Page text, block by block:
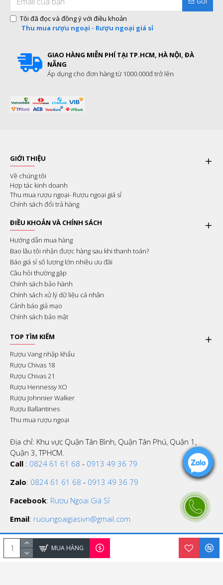
MUA HÀNG
Tôi đã đọc và đồng ý với điều khoản
Thu mua rượu ngoại - Rượu ngoại giá sỉ
GIAO HÀNG MIỄN PHÍ TẠI TP.HCM, HÀ NỘI, ĐÀ
NẴNG
Áp dụng cho đơn hàng từ 1000.000đ trở lên
GIỚI THIỆU
Về chúng tôi
Hợp tác kinh doanh
Thu mua rượu ngoại- Rượu ngoại giá sỉ
Chính sách đổi trả hàng
ĐIỀU KHOẢN VÀ CHÍNH SÁCH
Hướng dẫn mua hàng
Bao lâu tôi nhận được hàng sau khi thanh toán?
Báo giá sỉ số lượng lớn nhiều ưu đãi
Câu hỏi thường gặp
Chính sách bảo hành
Chính sách xử lý dữ liệu cá nhân
Cảnh báo giả mạo
Chính sách bảo mật
TOP TÌM KIẾM
Rượu Vang nhập khẩu
Rượu Chivas 18
Rượu Chivas 21
Rượu Hennessy XO
Rượu Johnnier Walker
Rượu Ballantines
Thu mua rượu ngoại
Địa chỉ: Khu vực Quận Tân Bình, Quận Tân Phú, Quận 1,
Quận 3, TPHCM.
Call : 0824 61 61 68 - 0913 49 36 79
Zalo: 0824 61 61 68 - 0913 49 36 79
Facebook: Rượu Ngoại Giá Sỉ
Email: ruoungoaigiasivn@gmail.com